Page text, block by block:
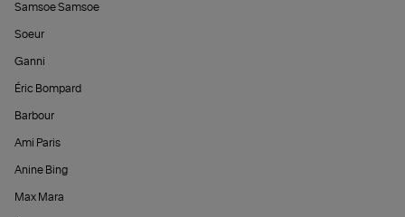
Samsoe Samsoe
Soeur
Ganni
Éric Bompard
Barbour
Ami Paris
Anine Bing
Max Mara